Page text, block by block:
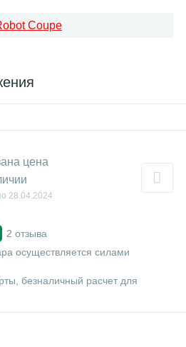
Coupe
2 отзыва
осуществляется силами
безналичный расчет для
цена
28.04.2024